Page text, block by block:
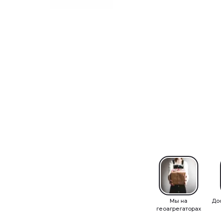
Мы на
геоагрегаторах